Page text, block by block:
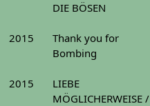
DIE BÖSEN
2015
Thank you for
Bombing
2015
LIEBE
MÖGLICHERWEISE /